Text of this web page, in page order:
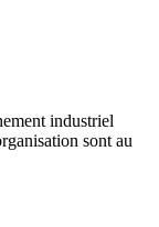
industriel
sont au